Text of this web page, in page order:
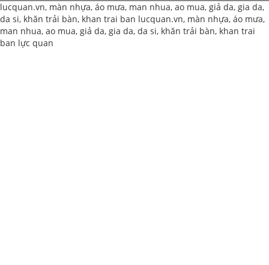
lucquan.vn, màn nhựa, áo mưa, man nhua, ao mua, giả da, gia da,
da si, khăn trải bàn, khan trai ban lucquan.vn, màn nhựa, áo mưa,
man nhua, ao mua, giả da, gia da, da si, khăn trải bàn, khan trai
ban lực quan